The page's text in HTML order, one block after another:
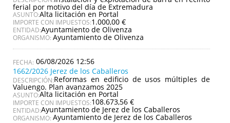
ferial por motivo del día de Extremadura
ASUNTO:Alta licitación en Portal
IMPORTE CON IMPUESTOS:1.000,00 €
ENTIDAD:Ayuntamiento de Olivenza
ORGANISMO: Ayuntamiento de Olivenza
06/08/2026 12:56
1662/2026 Jerez de los Caballeros
DESCRIPCIÓN:Reformas en edificio de usos múltiples de
Valuengo. Plan avanzamos 2025
ASUNTO:Alta licitación en Portal
IMPORTE CON IMPUESTOS:108.673,56 €
ENTIDAD:Ayuntamiento de Jerez de los Caballeros
ORGANISMO: Ayuntamiento de Jerez de los Caballeros